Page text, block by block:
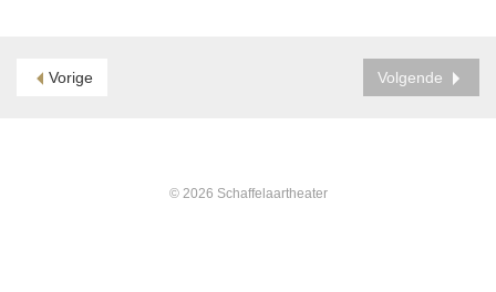
Vorige Volgende
© 2026 Schaffelaartheater